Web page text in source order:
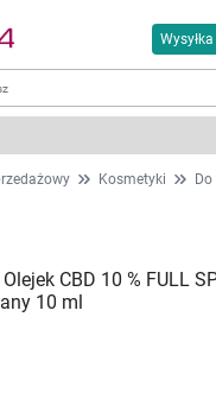
Wysyłka
Kosmetyki